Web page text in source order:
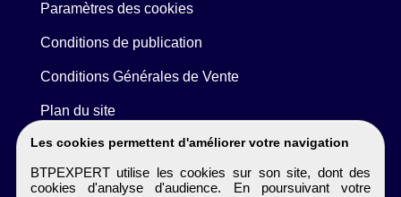
Les cookies permettent d'améliorer votre navigation
BTPEXPERT utilise les cookies sur son site, dont des
cookies d'analyse d'audience. En poursuivant votre
Paramètres des cookies
Conditions de publication
Conditions Générales de Vente
Plan du site